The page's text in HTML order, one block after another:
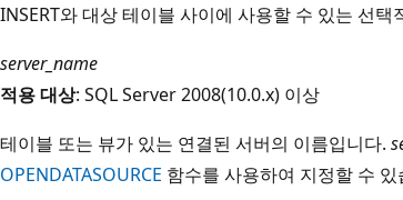
INSERT와 대상 테이블 사이에 사용할 수 있는 선택
server_name
적용 대상: SQL Server 2008(10.0.x) 이상
테이블 또는 뷰가 있는 연결된 서버의 이름입니다.
OPENDATASOURCE 함수를 사용하여 지정할 수 있